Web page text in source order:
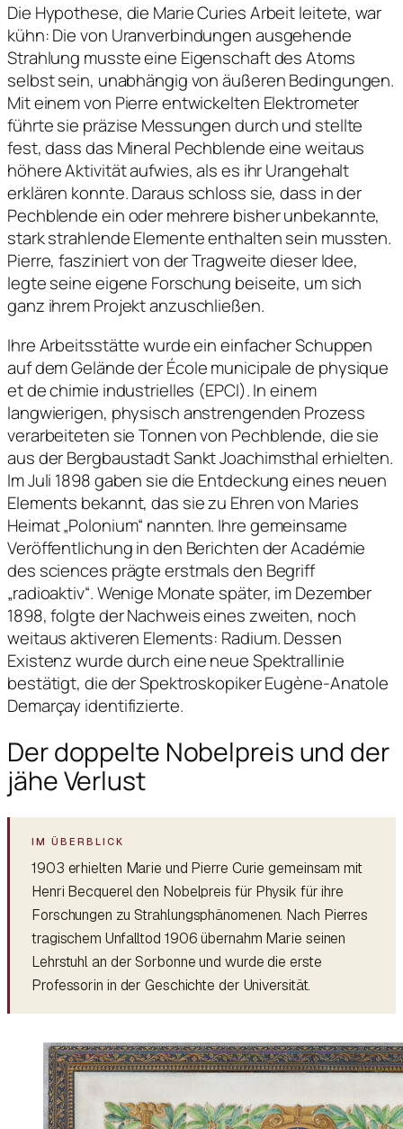
Die Hypothese, die Marie Curies Arbeit leitete, war
kühn: Die von Uranverbindungen ausgehende
Strahlung musste eine Eigenschaft des Atoms
selbst sein, unabhängig von äußeren Bedingungen.
Mit einem von Pierre entwickelten Elektrometer
führte sie präzise Messungen durch und stellte
fest, dass das Mineral Pechblende eine weitaus
höhere Aktivität aufwies, als es ihr Urangehalt
erklären konnte. Daraus schloss sie, dass in der
Pechblende ein oder mehrere bisher unbekannte,
stark strahlende Elemente enthalten sein mussten.
Pierre, fasziniert von der Tragweite dieser Idee,
legte seine eigene Forschung beiseite, um sich
ganz ihrem Projekt anzuschließen.
Ihre Arbeitsstätte wurde ein einfacher Schuppen
auf dem Gelände der École municipale de physique
et de chimie industrielles (EPCI). In einem
langwierigen, physisch anstrengenden Prozess
verarbeiteten sie Tonnen von Pechblende, die sie
aus der Bergbaustadt Sankt Joachimsthal erhielten.
Im Juli 1898 gaben sie die Entdeckung eines neuen
Elements bekannt, das sie zu Ehren von Maries
Heimat „Polonium“ nannten. Ihre gemeinsame
Veröffentlichung in den Berichten der Académie
des sciences prägte erstmals den Begriff
„radioaktiv“. Wenige Monate später, im Dezember
1898, folgte der Nachweis eines zweiten, noch
weitaus aktiveren Elements: Radium. Dessen
Existenz wurde durch eine neue Spektrallinie
bestätigt, die der Spektroskopiker Eugène-Anatole
Demarçay identifizierte.
Der doppelte Nobelpreis und der
jähe Verlust
1903 erhielten Marie und Pierre Curie gemeinsam mit
Henri Becquerel den Nobelpreis für Physik für ihre
Forschungen zu Strahlungsphänomenen. Nach Pierres
tragischem Unfalltod 1906 übernahm Marie seinen
Lehrstuhl an der Sorbonne und wurde die erste
Professorin in der Geschichte der Universität.